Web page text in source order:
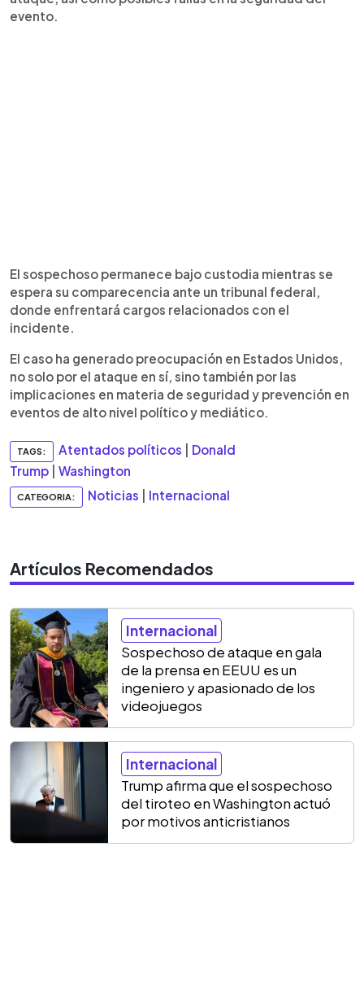
evento.
El sospechoso permanece bajo custodia mientras se
espera su comparecencia ante un tribunal federal,
donde enfrentará cargos relacionados con el
incidente.
El caso ha generado preocupación en Estados Unidos,
no solo por el ataque en sí, sino también por las
implicaciones en materia de seguridad y prevención en
eventos de alto nivel político y mediático.
TAGS: Atentados políticos
Donald
Trump
Washington
CATEGORIA: Noticias Internacional
Artículos Recomendados
Internacional
Sospechoso de ataque en gala
de la prensa en EEUU es un
ingeniero y apasionado de los
videojuegos
Internacional
Trump afirma que el sospechoso
del tiroteo en Washington actuó
por motivos anticristianos